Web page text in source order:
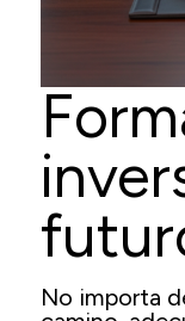
No importa